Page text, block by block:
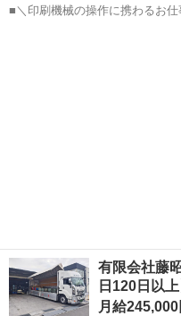
■＼印刷機械の操作に携わるお仕事／ ほとんどの方が未経験
有限会社藤
日120日以上
月給245,000